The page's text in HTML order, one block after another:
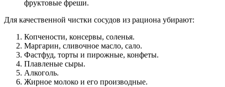
фруктовые фреши.
Для качественной чистки сосудов из рациона убирают:
Копчености, консервы, соленья.
Маргарин, сливочное масло, сало.
Фастфуд, торты и пирожные, конфеты.
Плавленые сыры.
Алкоголь.
Жирное молоко и его производные.